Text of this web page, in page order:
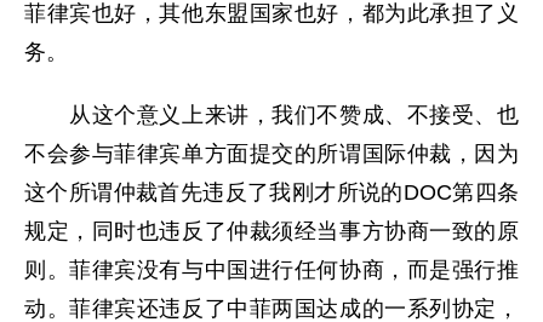
菲律宾也好，其他东盟国家也好，都为此承担了义
务。
从这个意义上来讲，我们不赞成、不接受、也
不会参与菲律宾单方面提交的所谓国际仲裁，因为
这个所谓仲裁首先违反了我刚才所说的DOC第四条
规定，同时也违反了仲裁须经当事方协商一致的原
则。菲律宾没有与中国进行任何协商，而是强行推
动。菲律宾还违反了中菲两国达成的一系列协定，